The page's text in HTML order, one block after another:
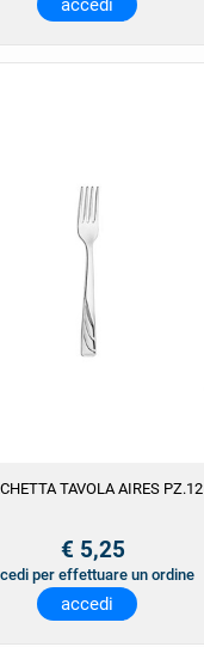
accedi
TAVOLA AIRES PZ.12
€ 5,25
per effettuare un ordine
accedi